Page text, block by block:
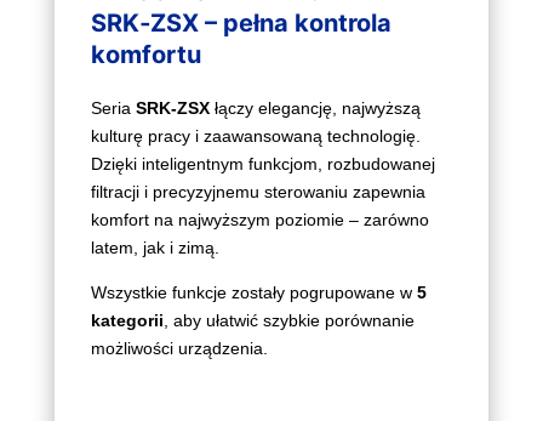
SRK‑ZSX – pełna kontrola
komfortu
Seria SRK‑ZSXłączy elegancję, najwyższą
kulturę pracy i zaawansowaną technologię.
Dzięki inteligentnym funkcjom, rozbudowanej
filtracji i precyzyjnemu sterowaniu zapewnia
komfort na najwyższym poziomie – zarówno
latem, jak i zimą.
Wszystkie funkcje zostały pogrupowane w 5
kategorii, aby ułatwić szybkie porównanie
możliwości urządzenia.